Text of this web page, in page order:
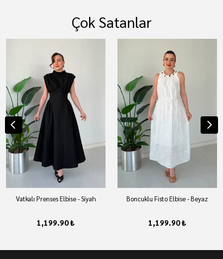
Çok Satanlar
Vatkalı Prenses Elbise - Siyah
1,199.90 ₺
Boncuklu Fisto Elbise - Beyaz
1,199.90 ₺